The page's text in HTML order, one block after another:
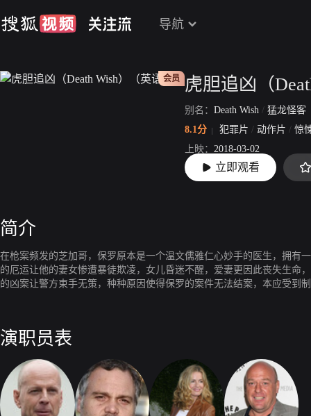
导航
会员
别名： Death Wish / 猛龙怪客
8.1分
犯罪片 / 动作片 / 惊
上映： 2018-03-02
片长： 100分35秒
立即观看
简介
在枪案频发的芝加哥，保罗原本是一个温文儒雅仁心妙手的医生，拥有
的厄运让他的妻女惨遭暴徒欺凌，女儿昏迷不醒，爱妻更因此丧失生命
的凶案让警方束手无策，种种原因使得保罗的案件无法结案，本应受到
演职员表